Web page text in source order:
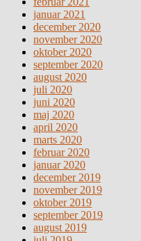
januar 2021
december 2020
november 2020
oktober 2020
september 2020
august 2020
juli 2020
juni 2020
maj 2020
april 2020
marts 2020
februar 2020
januar 2020
december 2019
november 2019
oktober 2019
september 2019
august 2019